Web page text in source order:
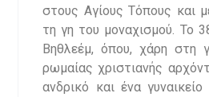
στους Αγίους Τόπους και
τη γη του μοναχισμού. Το
Βηθλεέμ, όπου, χάρη στη
ρωμαίας χριστιανής
ανδρικό και ένα